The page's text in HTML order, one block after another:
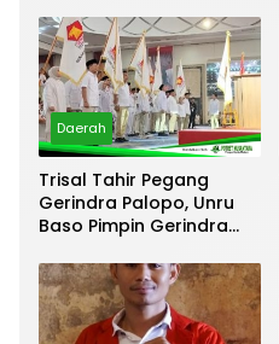
Juara”
Daerah
Trisal Tahir Pegang
Gerindra Palopo, Unru
Baso Pimpin Gerindra